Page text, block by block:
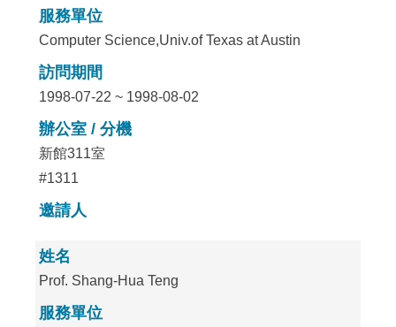
服務單位
Computer Science,Univ.of Texas at Austin
訪問期間
1998-07-22 ~ 1998-08-02
辦公室 / 分機
新館311室
#1311
邀請人
姓名
Prof. Shang-Hua Teng
服務單位